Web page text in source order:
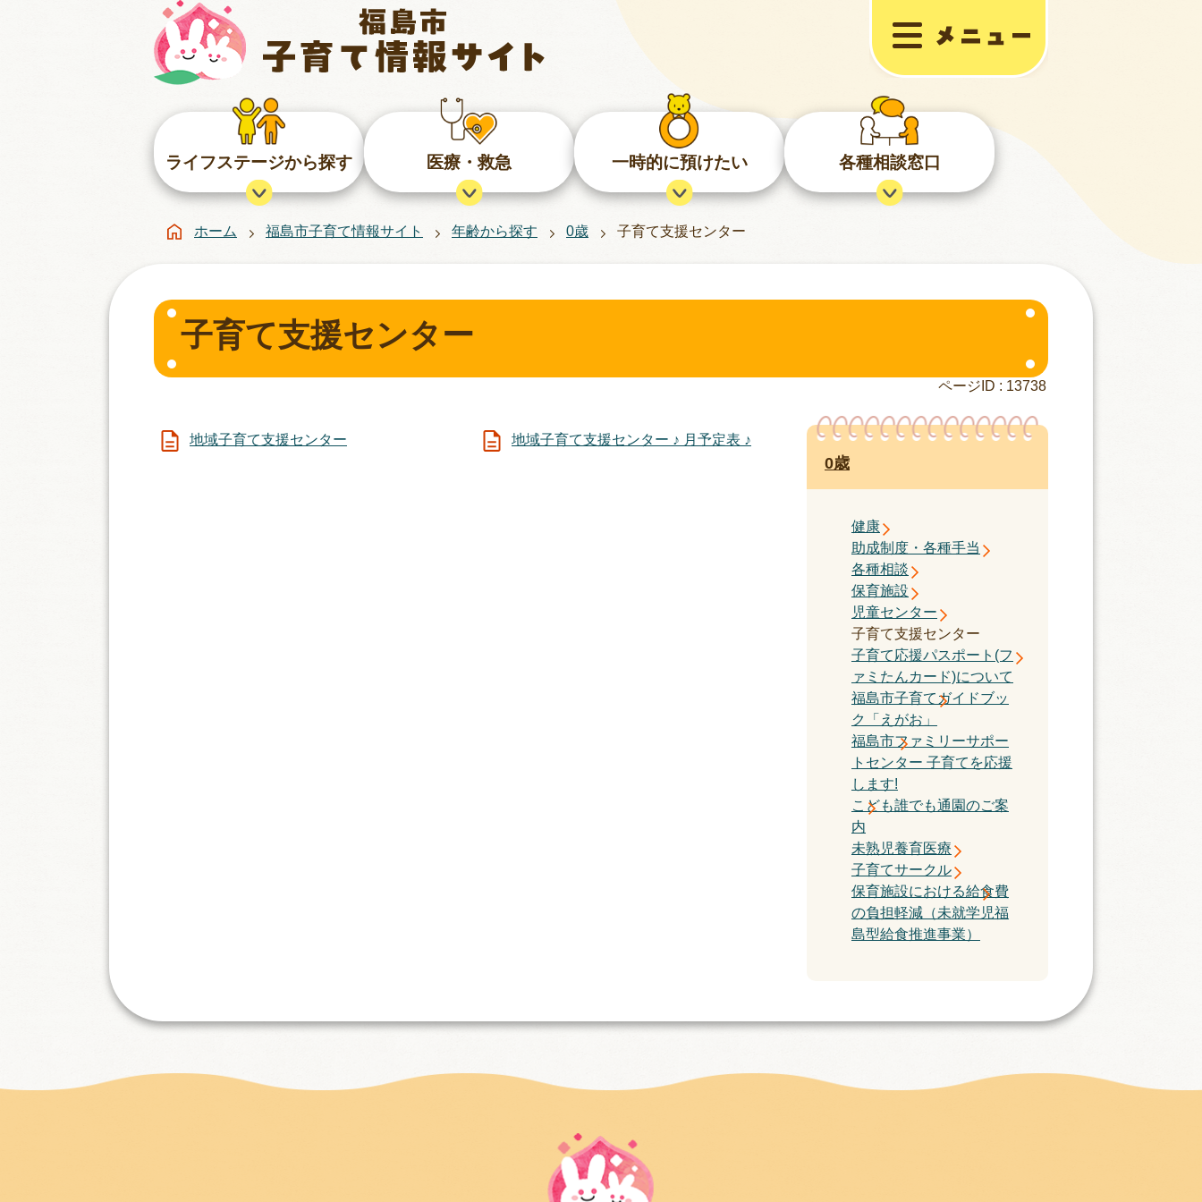
ライフステージから探す 医療・救急 一時的に預けたい 各種相談窓口
ホーム 福島市子育て情報サイト 年齢から探す 0歳 子育て支援センター
子育て支援センター
ページID : 13738
地域子育て支援センター 地域子育て支援センター ♪ 月予定表 ♪
0歳
健康
助成制度・各種手当
各種相談
保育施設
児童センター
子育て支援センター
子育て応援パスポート(フ
ァミたんカード)について
福島市子育てガイドブッ
ク「えがお」
福島市ファミリーサポー
トセンター 子育てを応援
します!
こども誰でも通園のご案
内
未熟児養育医療
子育てサークル
保育施設における給食費
の負担軽減（未就学児福
島型給食推進事業）